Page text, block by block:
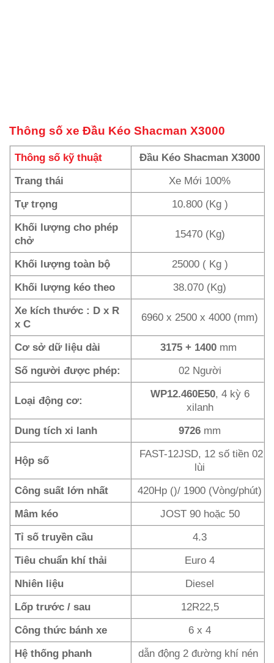
Thông số xe Đầu Kéo Shacman X3000
Thông số kỹ thuật
Đầu Kéo Shacman X3000
Trang thái
Xe Mới 100%
Tự trọng
10.800 (Kg )
Khối lượng cho phép
chở
15470 (Kg)
Khối lượng toàn bộ
25000 ( Kg )
Khối lượng kéo theo
38.070 (Kg)
Xe kích thước : D x R
x C
6960 x 2500 x 4000 (mm)
Cơ sở dữ liệu dài 3175 + 1400 mm
Số người được phép:
02 Người
Loại động cơ:
WP12.460E50, 4 kỳ 6
xilanh
Dung tích xi lanh
9726 mm
Hộp số
FAST-12JSD, 12 số tiền 02
lùi
Công suất lớn nhất
420Hp ()/ 1900 (Vòng/phút)
Mâm kéo
JOST 90 hoặc 50
Tỉ số truyền cầu
4.3
Tiêu chuẩn khí thải
Euro 4
Nhiên liệu
Diesel
Lốp trước / sau
12R22,5
Công thức bánh xe
6 x 4
Hệ thống phanh
dẫn động 2 đường khí nén